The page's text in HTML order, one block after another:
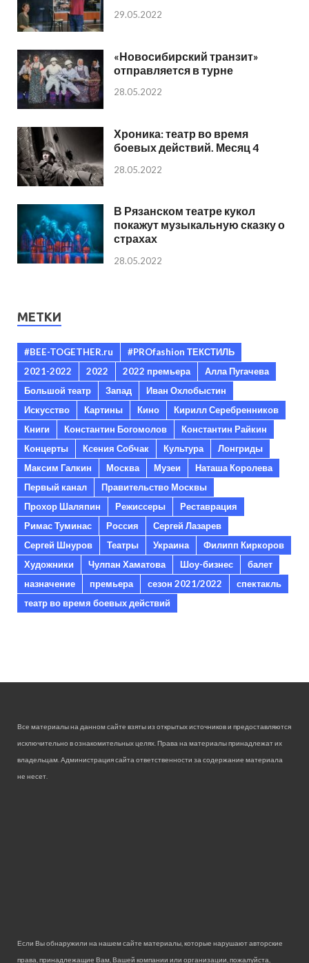
29.05.2022
«Новосибирский транзит»
отправляется в турне
28.05.2022
Хроника: театр во время
боевых действий. Месяц 4
28.05.2022
В Рязанском театре кукол
покажут музыкальную сказку о
страхах
28.05.2022
МЕТКИ
#BEE-TOGETHER.ru
#PROfashion ТЕКСТИЛЬ
2021-2022
2022 2022 премьера
Алла Пугачева
Большой театр
Запад
Иван Охлобыстин
Искусство
Картины Кино
Кирилл Серебренников
Книги
Константин Богомолов
Константин Райкин
Концерты
Ксения Собчак Культура
Лонгриды
Максим Галкин
Москва Музеи
Наташа Королева
Первый канал
Правительство Москвы
Прохор Шаляпин
Режиссеры
Реставрация
Римас Туминас
Россия
Сергей Лазарев
Сергей Шнуров
Театры Украина
Филипп Киркоров
Художники
Чулпан Хаматова Шоу-бизнес
балет
назначение
премьера сезон 2021/2022
спектакль
театр во время боевых действий
Все материалы на данном сайте взяты из открытых источников и предоставляются
исключительно в ознакомительных целях. Права на материалы принадлежат их
владельцам. Администрация сайта ответственности за содержание материала
не несет.
Если Вы обнаружили на нашем сайте материалы, которые нарушают авторские
права, принадлежащие Вам, Вашей компании или организации, пожалуйста,